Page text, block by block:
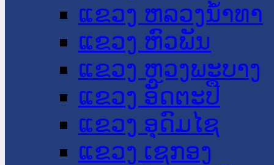
ແຂວງ ຫລວງນໍ້າທາ
ແຂວງ ຫົວພັນ
ແຂວງ ຫຼວງພະບາງ
ແຂວງ ອັດຕະປື
ແຂວງ ອຸດົມໄຊ
ແຂວງ ເຊກອງ